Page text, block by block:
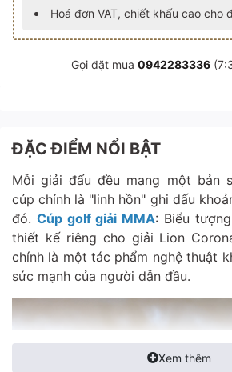
Hoá đơn VAT, chiết khấu cao cho
Gọi đặt mua 0942283336
ĐẶC ĐIỂM NỔI BẬT
Mỗi giải đấu đều mang một bản
cúp chính là "linh hồn" ghi dấu
đó. Cúp golf giải MMA: Biểu
thiết kế riêng cho giải Lion
chính là một tác phẩm nghệ thuật
sức mạnh của người dẫn đầu.
Xem thêm